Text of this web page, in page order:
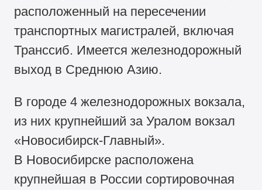
расположенный на пересечении
транспортных магистралей, включая
Транссиб. Имеется железнодорожный
выход в Среднюю Азию.
В городе 4 железнодорожных вокзала,
из них крупнейший за Уралом вокзал
«Новосибирск-Главный».
В Новосибирске расположена
крупнейшая в России сортировочная